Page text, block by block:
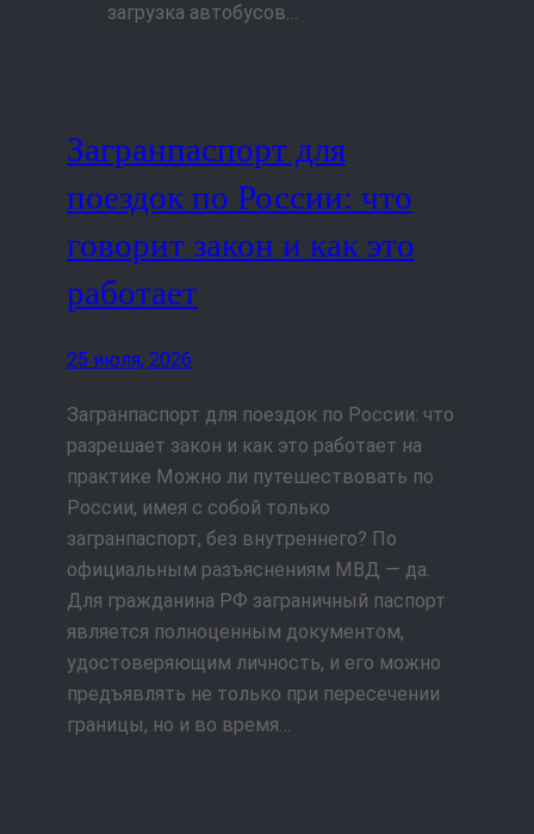
загрузка автобусов…
Загранпаспорт для
поездок по России: что
говорит закон и как это
работает
25 июля, 2026
Загранпаспорт для поездок по России: что
разрешает закон и как это работает на
практике Можно ли путешествовать по
России, имея с собой только
загранпаспорт, без внутреннего? По
официальным разъяснениям МВД — да.
Для гражданина РФ заграничный паспорт
является полноценным документом,
удостоверяющим личность, и его можно
предъявлять не только при пересечении
границы, но и во время…